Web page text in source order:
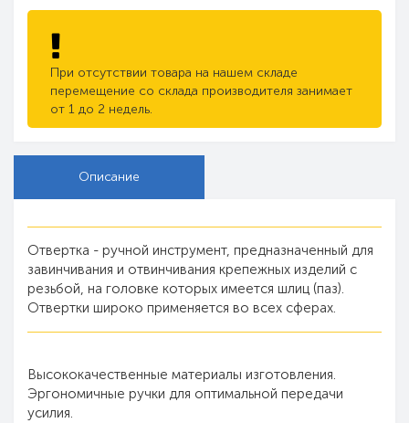
При отсутствии товара на нашем складе
перемещение со склада производителя занимает
от 1 до 2 недель.
Описание
Отвертка - ручной инструмент, предназначенный для
завинчивания и отвинчивания крепежных изделий с
резьбой, на головке которых имеется шлиц (паз).
Отвертки широко применяется во всех сферах.
Высококачественные материалы изготовления.
Эргономичные ручки для оптимальной передачи
усилия.